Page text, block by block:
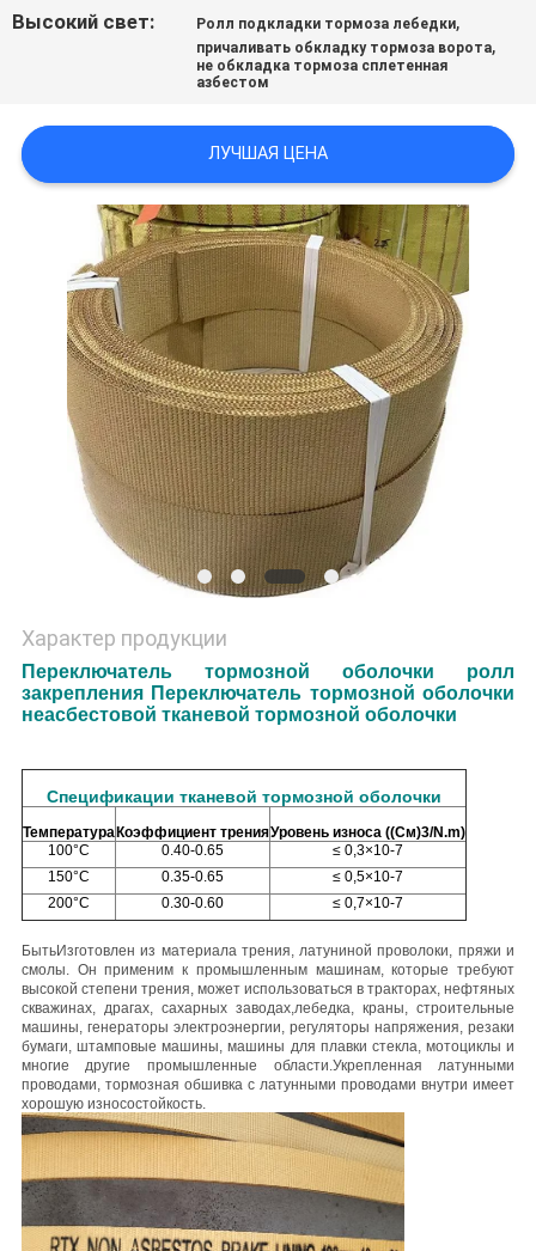
Высокий свет: Ролл подкладки тормоза лебедки,
причаливать обкладку тормоза ворота,
не обкладка тормоза сплетенная
азбестом
ЛУЧШАЯ ЦЕНА
Характер продукции
Переключатель тормозной оболочки ролл
закрепления Переключатель тормозной оболочки
неасбестовой тканевой тормозной оболочки
Спецификации тканевой тормозной оболочки
Температура Коэффициент тренияУровень износа ((См)3/N.m)
100°С
0.40-0.65
≤ 0,3×10-7
150°С
0.35-0.65
≤ 0,5×10-7
200°С
0.30-0.60 ≤ 0,7×10-7
БытьИзготовлен из материала трения, латуниной проволоки, пряжи и
смолы. Он применим к промышленным машинам, которые требуют
высокой степени трения, может использоваться в тракторах, нефтяных
скважинах, драгах, сахарных заводах,лебедка, краны, строительные
машины, генераторы электроэнергии, регуляторы напряжения, резаки
бумаги, штамповые машины, машины для плавки стекла, мотоциклы и
многие другие промышленные области.Укрепленная латунными
проводами, тормозная обшивка с латунными проводами внутри имеет
хорошую износостойкость.